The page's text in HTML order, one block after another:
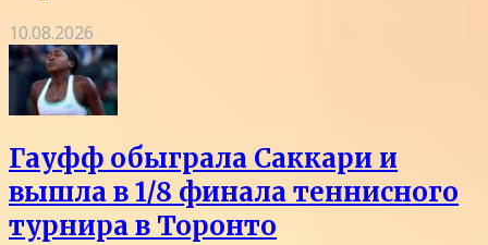
10.08.2026
Гауфф обыграла Саккари и
вышла в 1/8 финала теннисного
турнира в Торонто